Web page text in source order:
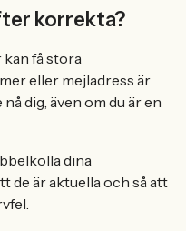
korrekta?
få stora
eller mejladress är
dig, även om du är en
dina
de är aktuella och så att